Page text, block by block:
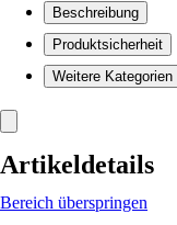
Beschreibung
Produktsicherheit
Weitere Kategorien
Artikeldetails
Bereich überspringen